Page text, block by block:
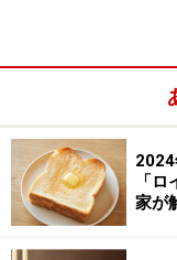
店長の高田淳さん(
(右）
「
家が